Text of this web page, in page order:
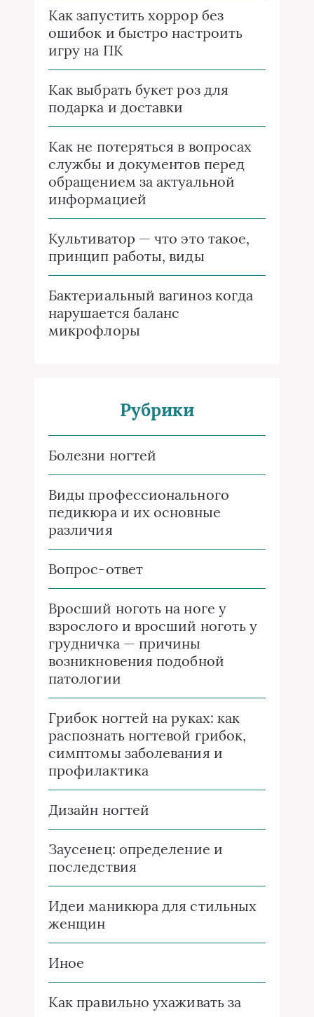
Как запустить хоррор без
ошибок и быстро настроить
игру на ПК
Как выбрать букет роз для
подарка и доставки
Как не потеряться в вопросах
службы и документов перед
обращением за актуальной
информацией
Культиватор — что это такое,
принцип работы, виды
Бактериальный вагиноз когда
нарушается баланс
микрофлоры
Рубрики
Болезни ногтей
Виды профессионального
педикюра и их основные
различия
Вопрос-ответ
Вросший ноготь на ноге у
взрослого и вросший ноготь у
грудничка — причины
возникновения подобной
патологии
Грибок ногтей на руках: как
распознать ногтевой грибок,
симптомы заболевания и
профилактика
Дизайн ногтей
Заусенец: определение и
последствия
Идеи маникюра для стильных
женщин
Иное
Как правильно ухаживать за